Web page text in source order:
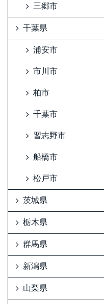
三郷市
千葉県
浦安市
市川市
柏市
千葉市
習志野市
船橋市
松戸市
茨城県
栃木県
群馬県
新潟県
山梨県